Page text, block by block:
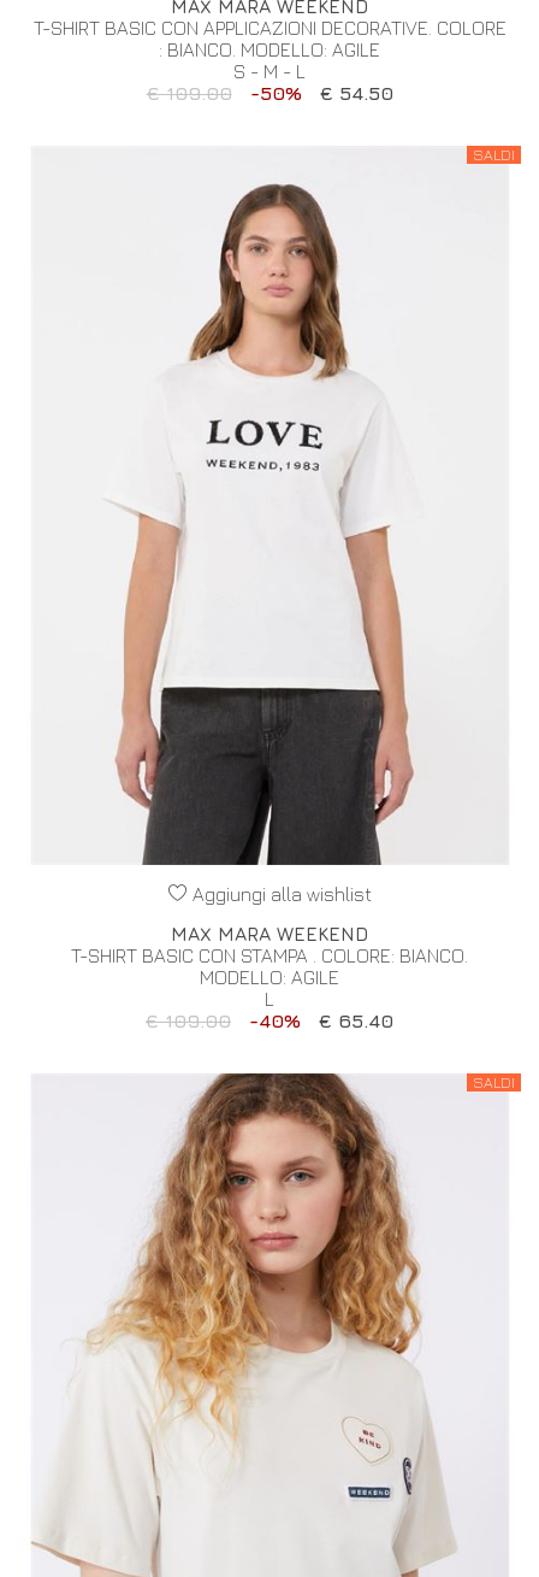
MAX MARA WEEKEND
T-SHIRT BASIC CON APPLICAZIONI DECORATIVE. COLORE
: BIANCO. MODELLO: AGILE
S - M - L
€ 109.00
-50% € 54.50
SALDI
Aggiungi alla wishlist
MAX MARA WEEKEND
T-SHIRT BASIC CON STAMPA . COLORE: BIANCO.
MODELLO: AGILE
L
€ 109.00
-40% € 65.40
SALDI